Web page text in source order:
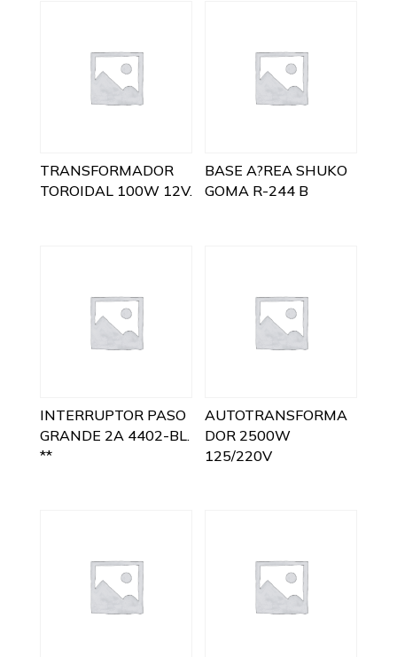
TRANSFORMADOR
TOROIDAL 100W 12V.
BASE A?REA SHUKO
GOMA R-244 B
INTERRUPTOR PASO
GRANDE 2A 4402-BL.
**
AUTOTRANSFORMA
DOR 2500W
125/220V